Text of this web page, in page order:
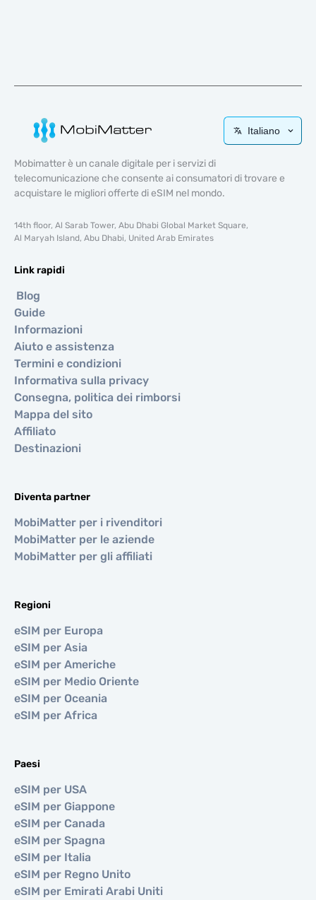
Italiano
Mobimatter è un canale digitale per i servizi di
telecomunicazione che consente ai consumatori di trovare e
acquistare le migliori offerte di eSIM nel mondo.
14th floor, Al Sarab Tower, Abu Dhabi Global Market Square,
Al Maryah Island, Abu Dhabi, United Arab Emirates
Link rapidi
Blog
Guide
Informazioni
Aiuto e assistenza
Termini e condizioni
Informativa sulla privacy
Consegna, politica dei rimborsi
Mappa del sito
Affiliato
Destinazioni
Diventa partner
MobiMatter per i rivenditori
MobiMatter per le aziende
MobiMatter per gli affiliati
Regioni
eSIM per Europa
eSIM per Asia
eSIM per Americhe
eSIM per Medio Oriente
eSIM per Oceania
eSIM per Africa
Paesi
eSIM per USA
eSIM per Giappone
eSIM per Canada
eSIM per Spagna
eSIM per Italia
eSIM per Regno Unito
eSIM per Emirati Arabi Uniti